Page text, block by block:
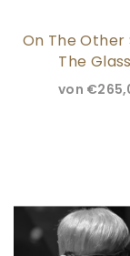
On The Other
The
von